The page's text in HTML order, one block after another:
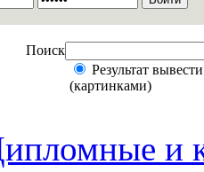
Поиск
Результат
(картинками)
и